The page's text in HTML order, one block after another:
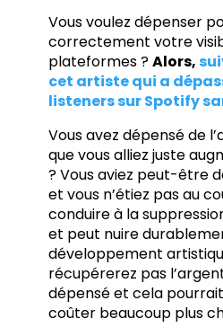
Vous voulez dépenser
correctement votre
plateformes ?Alors,
cet artiste qui a
listeners sur Spotify
Vous avez dépensé de
que vous alliez juste
? Vous aviez peut-être
et vous n’étiez pas au
conduire à la
et peut nuire
développement
récupérerez pas
dépensé et cela
coûter beaucoup plus